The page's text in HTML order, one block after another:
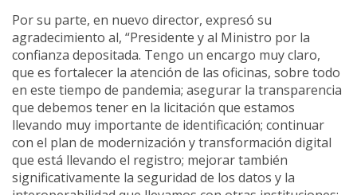
Por su parte, en nuevo director, expresó su
agradecimiento al, “Presidente y al Ministro por la
confianza depositada. Tengo un encargo muy claro,
que es fortalecer la atención de las oficinas, sobre todo
en este tiempo de pandemia; asegurar la transparencia
que debemos tener en la licitación que estamos
llevando muy importante de identificación; continuar
con el plan de modernización y transformación digital
que está llevando el registro; mejorar también
significativamente la seguridad de los datos y la